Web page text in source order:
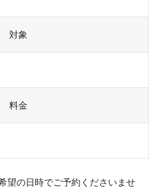
対象
料金
望の日時でご予約くださいませ